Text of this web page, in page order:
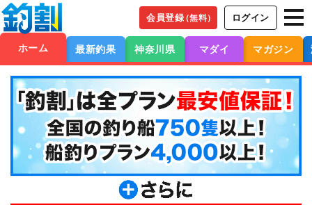
会員登録（無料） ログイン
ホーム 最新釣果 神奈川県 マダイ マガジン